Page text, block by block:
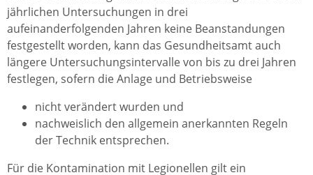
jährlichen Untersuchungen in drei
aufeinanderfolgenden Jahren keine Beanstandungen
festgestellt worden, kann das Gesundheitsamt auch
längere Untersuchungsintervalle von bis zu drei Jahren
festlegen, sofern die Anlage und Betriebsweise
nicht verändert wurden und
nachweislich den allgemein anerkannten Regeln
der Technik entsprechen.
Für die Kontamination mit Legionellen gilt ein